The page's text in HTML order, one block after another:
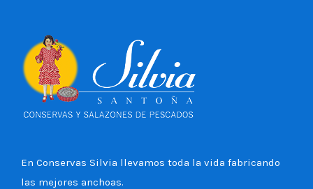
En Conservas Silvia llevamos toda la vida fabricando
las mejores anchoas.